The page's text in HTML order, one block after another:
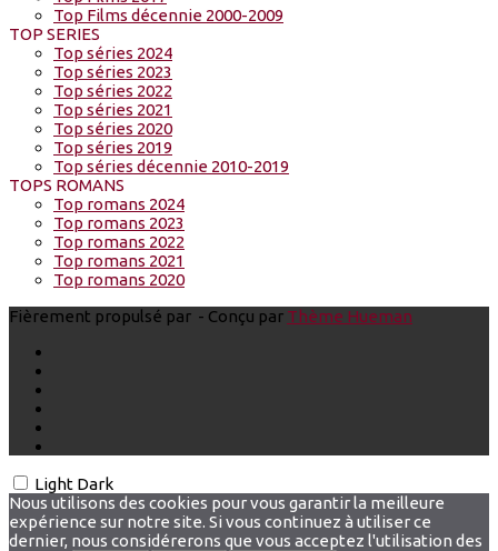
Top Films décennie 2000-2009
TOP SERIES
Top séries 2024
Top séries 2023
Top séries 2022
Top séries 2021
Top séries 2020
Top séries 2019
Top séries décennie 2010-2019
TOPS ROMANS
Top romans 2024
Top romans 2023
Top romans 2022
Top romans 2021
Top romans 2020
Fièrement propulsé par - Conçu par Thème Hueman
Light Dark
Nous utilisons des cookies pour vous garantir la meilleure
expérience sur notre site. Si vous continuez à utiliser ce
dernier, nous considérerons que vous acceptez l'utilisation des